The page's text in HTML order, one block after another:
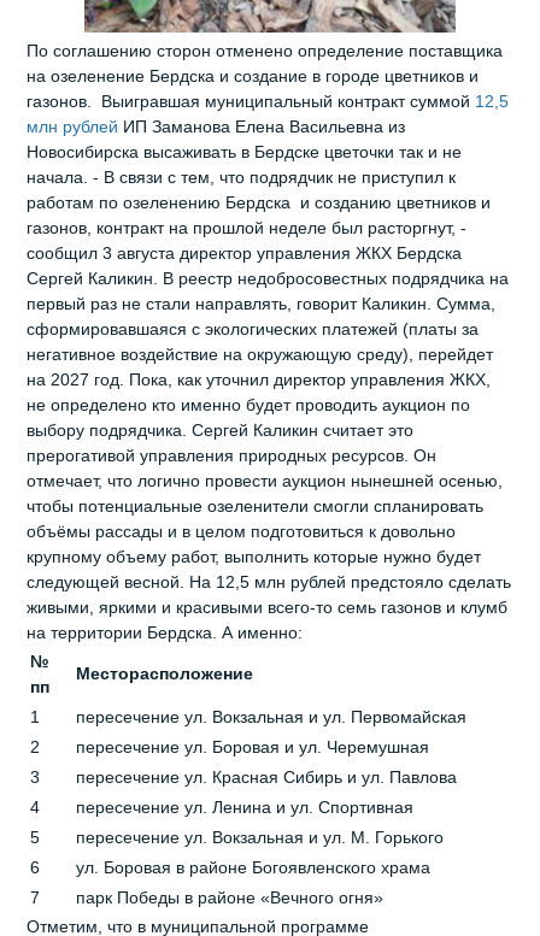
По соглашению сторон отменено определение поставщика
на озеленение Бердска и создание в городе цветников и
газонов. Выигравшая муниципальный контракт суммой 12,5
млн рублей ИП Заманова Елена Васильевна из
Новосибирска высаживать в Бердске цветочки так и не
начала. - В связи с тем, что подрядчик не приступил к
работам по озеленению Бердска и созданию цветников и
газонов, контракт на прошлой неделе был расторгнут, -
сообщил 3 августа директор управления ЖКХ Бердска
Сергей Каликин. В реестр недобросовестных подрядчика на
первый раз не стали направлять, говорит Каликин. Сумма,
сформировавшаяся с экологических платежей (платы за
негативное воздействие на окружающую среду), перейдет
на 2027 год. Пока, как уточнил директор управления ЖКХ,
не определено кто именно будет проводить аукцион по
выбору подрядчика. Сергей Каликин считает это
прерогативой управления природных ресурсов. Он
отмечает, что логично провести аукцион нынешней осенью,
чтобы потенциальные озеленители смогли спланировать
объёмы рассады и в целом подготовиться к довольно
крупному объему работ, выполнить которые нужно будет
следующей весной. На 12,5 млн рублей предстояло сделать
живыми, яркими и красивыми всего-то семь газонов и клумб
на территории Бердска. А именно:
№
пп
Месторасположение
1
пересечение ул. Вокзальная и ул. Первомайская
2
пересечение ул. Боровая и ул. Черемушная
3
пересечение ул. Красная Сибирь и ул. Павлова
4
пересечение ул. Ленина и ул. Спортивная
5
пересечение ул. Вокзальная и ул. М. Горького
6
ул. Боровая в районе Богоявленского храма
7
парк Победы в районе «Вечного огня»
Отметим, что в муниципальной программе